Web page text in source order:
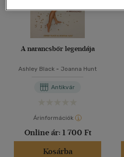
A narancsbőr legendája
Ashley Black - Joanna Hunt
Antikvár
Árinformációk
Online ár: 1 700 Ft
Kosárba